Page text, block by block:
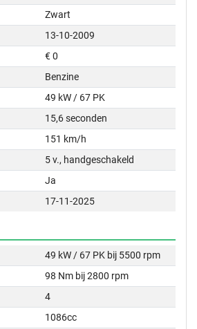
Zwart
13-10-2009
€ 0
Benzine
49 kW / 67 PK
15,6 seconden
151 km/h
5 v., handgeschakeld
Ja
17-11-2025
49 kW / 67 PK bij 5500 rpm
98 Nm bij 2800 rpm
4
1086cc